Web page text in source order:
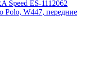
Speed ES-1112062
Polo, W447, передние